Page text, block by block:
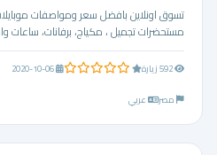
تسوق اونلاين بافضل سعر ومواصفات موبايلات،
مستحضرات تجميل ، مكياج، برفانات، ساعات
0.0 من 5 نجوم
2020-10-06
مصر
عربي